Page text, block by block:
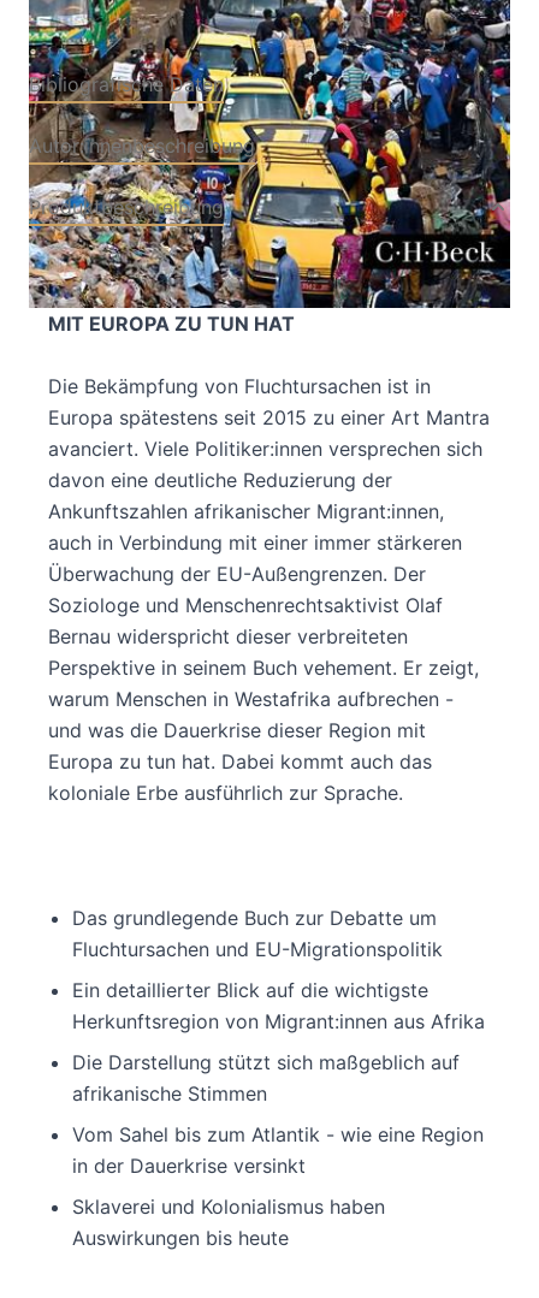
Bibliografische Daten
Autor:innenbeschreibung
Produktbeschreibung
WARUM MENSCHEN AUFBRECHEN - UND
WAS DIE WESTAFRIKANISCHE DAUERKRISE
MIT EUROPA ZU TUN HAT
Die Bekämpfung von Fluchtursachen ist in
Europa spätestens seit 2015 zu einer Art Mantra
avanciert. Viele Politiker:innen versprechen sich
davon eine deutliche Reduzierung der
Ankunftszahlen afrikanischer Migrant:innen,
auch in Verbindung mit einer immer stärkeren
Überwachung der EU-Außengrenzen. Der
Soziologe und Menschenrechtsaktivist Olaf
Bernau widerspricht dieser verbreiteten
Perspektive in seinem Buch vehement. Er zeigt,
warum Menschen in Westafrika aufbrechen -
und was die Dauerkrise dieser Region mit
Europa zu tun hat. Dabei kommt auch das
koloniale Erbe ausführlich zur Sprache.
Das grundlegende Buch zur Debatte um
Fluchtursachen und EU-Migrationspolitik
Ein detaillierter Blick auf die wichtigste
Herkunftsregion von Migrant:innen aus Afrika
Die Darstellung stützt sich maßgeblich auf
afrikanische Stimmen
Vom Sahel bis zum Atlantik - wie eine Region
in der Dauerkrise versinkt
Sklaverei und Kolonialismus haben
Auswirkungen bis heute